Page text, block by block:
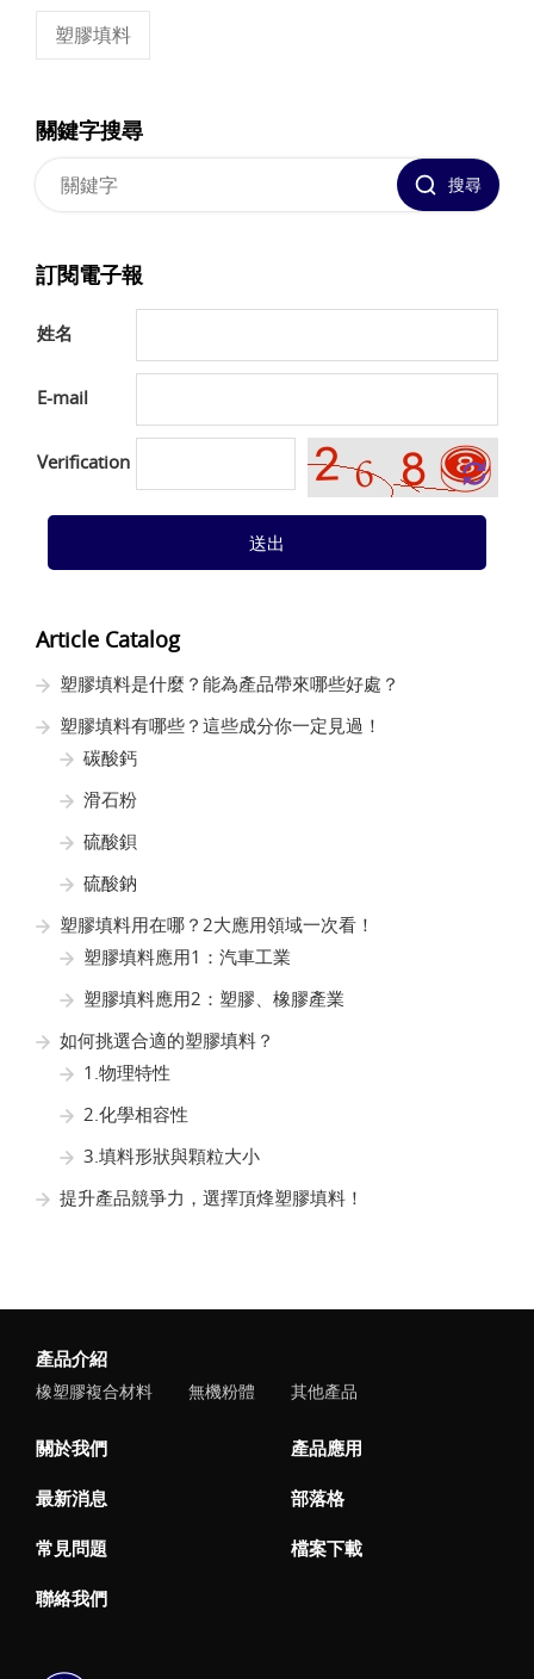
塑膠填料
關鍵字搜尋
搜尋
訂閱電子報
姓名
E-mail
Verification
送出
Article Catalog
塑膠填料是什麼？能為產品帶來哪些好處？
塑膠填料有哪些？這些成分你一定見過！
碳酸鈣
滑石粉
硫酸鋇
硫酸鈉
塑膠填料用在哪？2大應用領域一次看！
塑膠填料應用1：汽車工業
塑膠填料應用2：塑膠、橡膠產業
如何挑選合適的塑膠填料？
1.物理特性
2.化學相容性
3.填料形狀與顆粒大小
提升產品競爭力，選擇頂烽塑膠填料！
產品介紹
橡塑膠複合材料 無機粉體 其他產品
關於我們 產品應用
最新消息 部落格
常見問題 檔案下載
聯絡我們